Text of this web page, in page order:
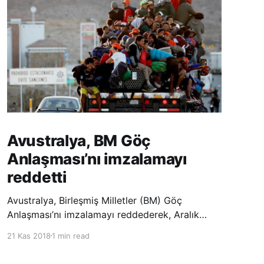
Avustralya, BM Göç
Anlaşması’nı imzalamayı
reddetti
Avustralya, Birleşmiş Milletler (BM) Göç
Anlaşması’nı imzalamayı reddederek, Aralık
konferansta BM üyesi ülkeler tarafından
21 Kas 20181 min read